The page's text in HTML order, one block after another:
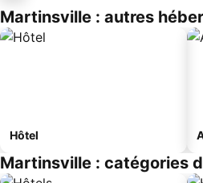
Martinsville : autres
Hôtel
Martinsville : catégories